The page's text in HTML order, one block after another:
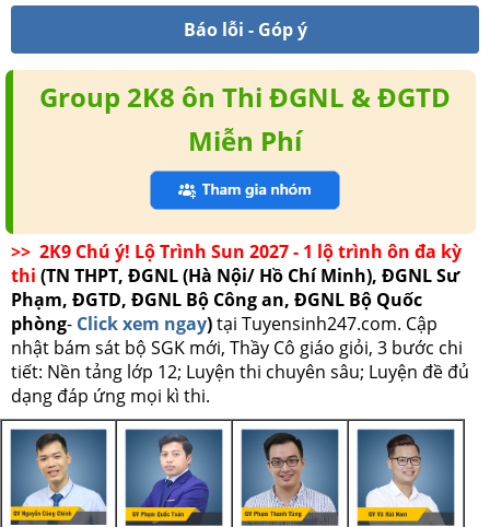
Báo lỗi - Góp ý
Group 2K8 ôn Thi ĐGNL & ĐGTD
Miễn Phí
>> 2K9 Chú ý! Lộ Trình Sun 2027 - 1 lộ trình ôn đa kỳ
thi (TN THPT, ĐGNL (Hà Nội/ Hồ Chí Minh), ĐGNL Sư
Phạm, ĐGTD, ĐGNL Bộ Công an, ĐGNL Bộ Quốc
phòng- Click xem ngay)tại Tuyensinh247.com. Cập
nhật bám sát bộ SGK mới, Thầy Cô giáo giỏi, 3 bước chi
tiết: Nền tảng lớp 12; Luyện thi chuyên sâu; Luyện đề đủ
dạng đáp ứng mọi kì thi.